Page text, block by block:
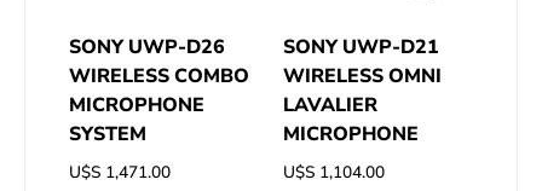
SONY UWP-D26
WIRELESS COMBO
MICROPHONE
SYSTEM
U$S 1,471.00
SONY UWP-D21
WIRELESS OMNI
LAVALIER
MICROPHONE
U$S 1,104.00